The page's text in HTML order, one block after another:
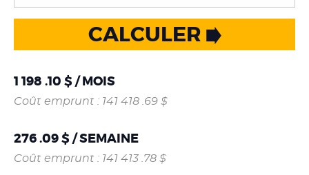
CALCULER
1 198 .10 $ / MOIS
Coût emprunt : 141 418 .69 $
276 .09 $ / SEMAINE
Coût emprunt : 141 413 .78 $